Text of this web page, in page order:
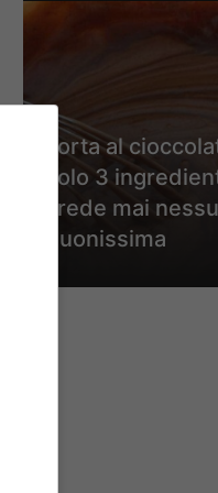
Torta al
solo 3
crede mai
buonissima